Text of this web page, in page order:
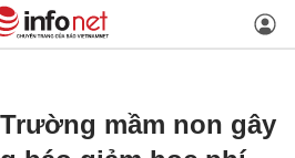
mầm non gây